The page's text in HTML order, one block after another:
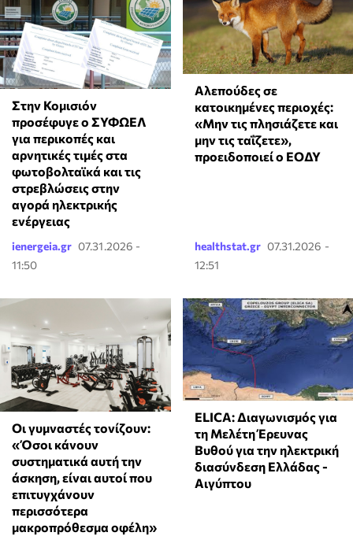
Στην Κομισιόν
προσέφυγε ο ΣΥΦΩΕΛ
για περικοπές και
αρνητικές τιμές στα
φωτοβολταϊκά και τις
στρεβλώσεις στην
αγορά ηλεκτρικής
ενέργειας
ienergeia.gr 07.31.2026 -
11:50
Αλεπούδες σε
κατοικημένες περιοχές:
«Μην τις πλησιάζετε και
μην τις ταΐζετε»,
προειδοποιεί ο ΕΟΔΥ
healthstat.gr 07.31.2026 -
12:51
Οι γυμναστές τονίζουν:
«Όσοι κάνουν
συστηματικά αυτή την
άσκηση, είναι αυτοί που
επιτυγχάνουν
περισσότερα
μακροπρόθεσμα οφέλη»
ELICA: Διαγωνισμός για
τη Μελέτη Έρευνας
Βυθού για την ηλεκτρική
διασύνδεση Ελλάδας -
Αιγύπτου